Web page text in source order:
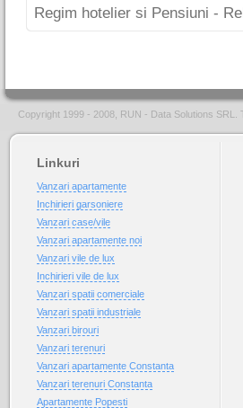
Regim hotelier si Pensiuni -
Copyright 1999 - 2008, RUN - Data Solutions SRL.
Linkuri
Vanzari apartamente
Inchirieri garsoniere
Vanzari case/vile
Vanzari apartamente noi
Vanzari vile de lux
Inchirieri vile de lux
Vanzari spatii comerciale
Vanzari spatii industriale
Vanzari birouri
Vanzari terenuri
Vanzari apartamente Constanta
Vanzari terenuri Constanta
Apartamente Popesti